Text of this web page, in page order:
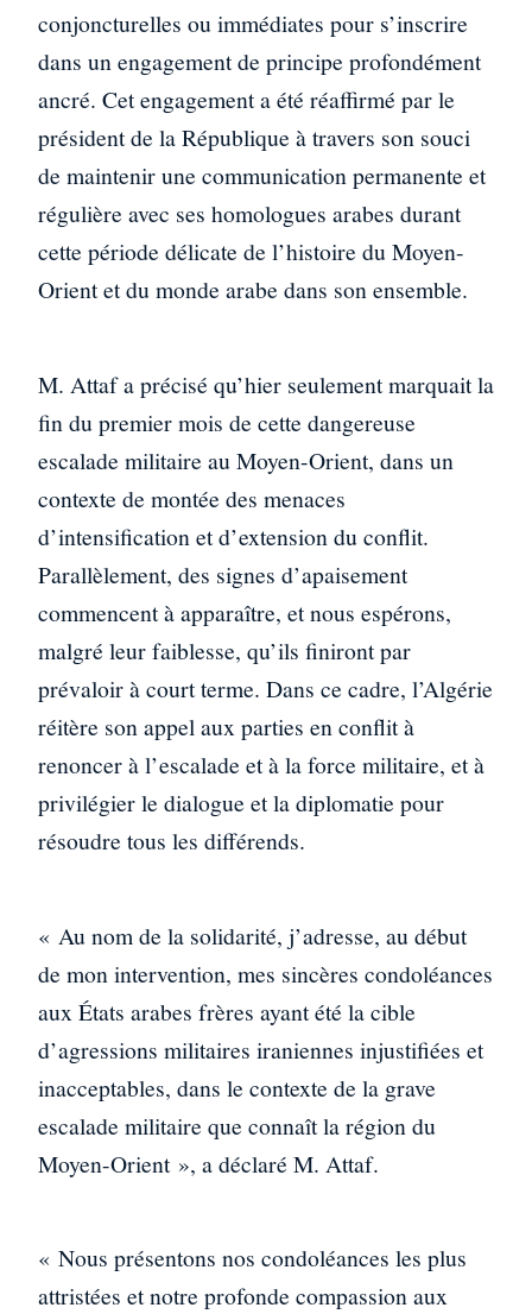
conjoncturelles ou immédiates pour s’inscrire
dans un engagement de principe profondément
ancré. Cet engagement a été réaffirmé par le
président de la République à travers son souci
de maintenir une communication permanente et
régulière avec ses homologues arabes durant
cette période délicate de l’histoire du Moyen-
Orient et du monde arabe dans son ensemble.
M. Attaf a précisé qu’hier seulement marquait la
fin du premier mois de cette dangereuse
escalade militaire au Moyen-Orient, dans un
contexte de montée des menaces
d’intensification et d’extension du conflit.
Parallèlement, des signes d’apaisement
commencent à apparaître, et nous espérons,
malgré leur faiblesse, qu’ils finiront par
prévaloir à court terme. Dans ce cadre, l’Algérie
réitère son appel aux parties en conflit à
renoncer à l’escalade et à la force militaire, et à
privilégier le dialogue et la diplomatie pour
résoudre tous les différends.
« Au nom de la solidarité, j’adresse, au début
de mon intervention, mes sincères condoléances
aux États arabes frères ayant été la cible
d’agressions militaires iraniennes injustifiées et
inacceptables, dans le contexte de la grave
escalade militaire que connaît la région du
Moyen-Orient », a déclaré M. Attaf.
« Nous présentons nos condoléances les plus
attristées et notre profonde compassion aux